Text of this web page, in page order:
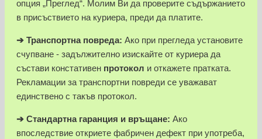
опция „Преглед“. Молим Ви да проверите съдържанието
в присъствието на куриера, преди да платите.
➔ Транспортна повреда: Ако при прегледа установите
счупване - задължително изискайте от куриера да
състави констативен протокол и откажете пратката.
Рекламации за транспортни повреди се уважават
единствено с такъв протокол.
➔ Стандартна гаранция и връщане: Ако
впоследствие откриете фабричен дефект при употреба,